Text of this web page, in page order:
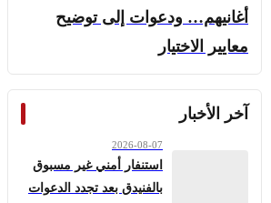
أغانيهم… ودعوات إلى توضيح
معايير الاختيار
آخر الأخبار
2026-08-07
استنفار أمني غير مسبوق
بالفنيدق بعد تجدد الدعوات